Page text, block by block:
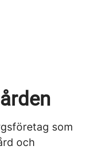
som
och